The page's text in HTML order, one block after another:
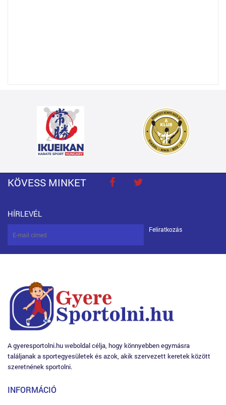
KÖVESS MINKET
HÍRLEVÉL
Feliratkozás
A gyeresportolni.hu weboldal célja, hogy könnyebben egymásra
találjanak a sportegyesületek és azok, akik szervezett keretek között
szeretnének sportolni.
INFORMÁCIÓ